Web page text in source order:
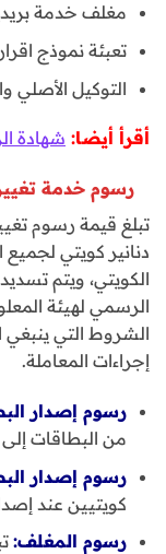
مغلف خدمة
تعبئة نموذج
التوكيل الأصلي
أقرأ أيضا: شهادة
رسوم خدمة
دنانير كويتي
الكويتي، ويتم
الرسمي لهيئة
الشروط التي ينبغي
إجراءات المعاملة.
رسوم إصدار
من البطاقات إلى 5 دنانير كويتيّة.
رسوم إصدار
كويتيين عند
رسوم المغلف: